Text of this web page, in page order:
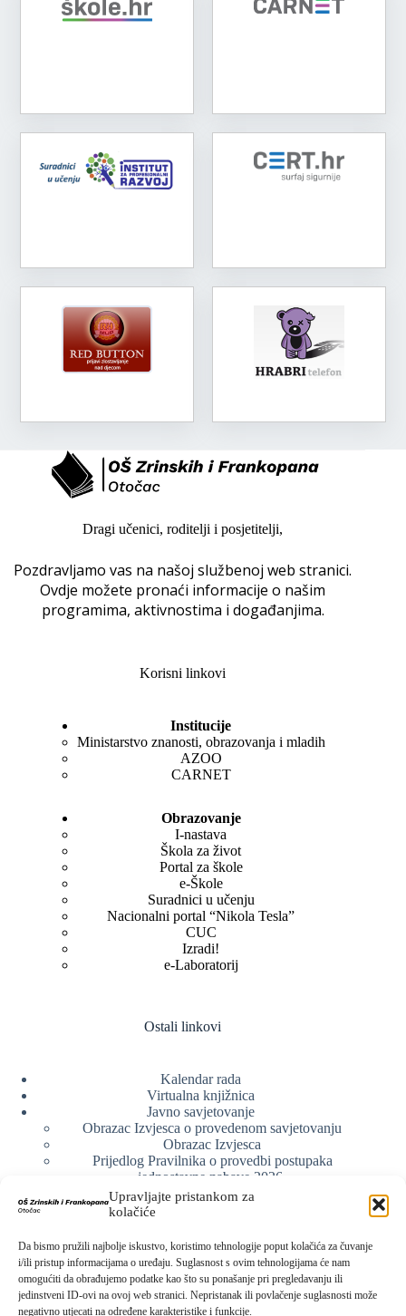
Upravljajte pristankom za
kolačiće
Da bismo pružili najbolje iskustvo, koristimo tehnologije poput kolačića za čuvanje
i/ili pristup informacijama o uređaju. Suglasnost s ovim tehnologijama će nam
omogućiti da obrađujemo podatke kao što su ponašanje pri pregledavanju ili
jedinstveni ID-ovi na ovoj web stranici. Nepristanak ili povlačenje suglasnosti može
negativno utjecati na određene karakteristike i funkcije.
Dragi učenici, roditelji i posjetitelji,
Pozdravljamo vas na našoj službenoj web stranici.
Ovdje možete pronaći informacije o našim
programima, aktivnostima i događanjima.
Korisni linkovi
Institucije
Ministarstvo znanosti, obrazovanja i mladih
AZOO
CARNET
Obrazovanje
I-nastava
Škola za život
Portal za škole
e-Škole
Suradnici u učenju
Nacionalni portal “Nikola Tesla”
CUC
Izradi!
e-Laboratorij
Ostali linkovi
Kalendar rada
Virtualna knjižnica
Javno savjetovanje
Obrazac Izvjesca o provedenom savjetovanju
Obrazac Izvjesca
Prijedlog Pravilnika o provedbi postupaka
jednostavne nabave 2026.
Obrazlozenje uz prijedlog Pravilnika o provedbi
postupka jednostavne nabave
Web arhiva
Politika o zaštiti privatnosti